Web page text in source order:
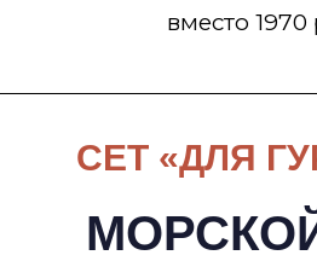
вместо
СЕТ «ДЛЯ